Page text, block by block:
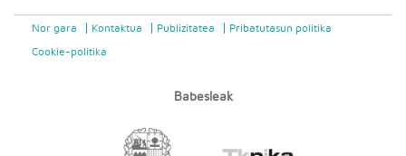
Nor gara Kontaktua Publizitatea Pribatutasun politika
Cookie-politika
Babesleak